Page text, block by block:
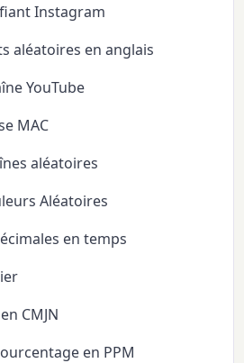
Instagram
aléatoires en anglais
YouTube
MAC
aléatoires
Aléatoires
en temps
CMJN
en PPM